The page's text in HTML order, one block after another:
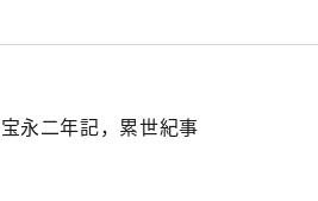
宝永二年記，累世紀事